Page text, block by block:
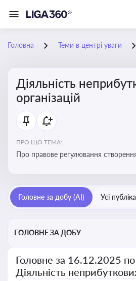
Головна Теми в центрі уваги
Діяльність
організацій
ПРО ЩО ТЕМА:
Про правове регулювання створення, функціонування
Головне за добу (AI) Усі
ГОЛОВНЕ ЗА ДОБУ
Головне за 16.12.2025 по
Діяльність